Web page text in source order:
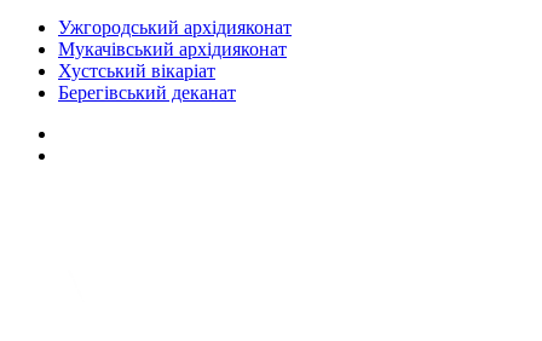
Ужгородський архідияконат
Мукачівський архідияконат
Хустський вікаріат
Берегівський деканат